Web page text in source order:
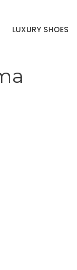
LUXURY SHOES